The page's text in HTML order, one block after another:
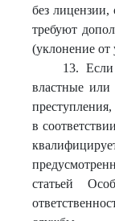
без лицензии,
требуют
(уклонение от
13.
властные или
в
статьей